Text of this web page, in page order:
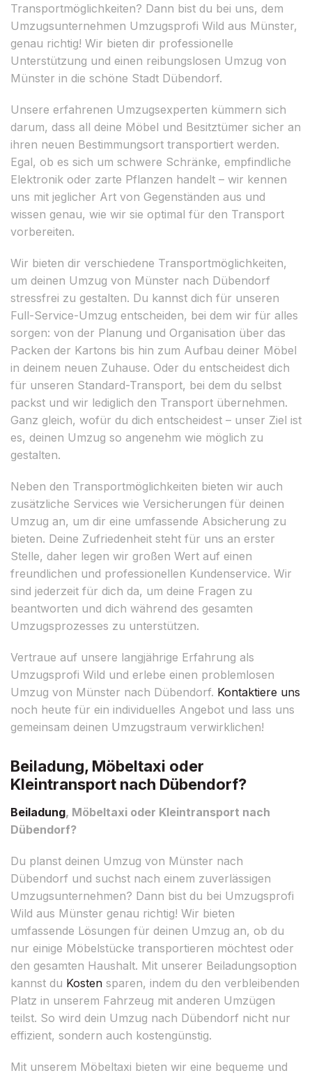
Transportmöglichkeiten? Dann bist du bei uns, dem
Umzugsunternehmen Umzugsprofi Wild aus Münster,
genau richtig! Wir bieten dir professionelle
Unterstützung und einen reibungslosen Umzug von
Münster in die schöne Stadt Dübendorf.
Unsere erfahrenen Umzugsexperten kümmern sich
darum, dass all deine Möbel und Besitztümer sicher an
ihren neuen Bestimmungsort transportiert werden.
Egal, ob es sich um schwere Schränke, empfindliche
Elektronik oder zarte Pflanzen handelt – wir kennen
uns mit jeglicher Art von Gegenständen aus und
wissen genau, wie wir sie optimal für den Transport
vorbereiten.
Wir bieten dir verschiedene Transportmöglichkeiten,
um deinen Umzug von Münster nach Dübendorf
stressfrei zu gestalten. Du kannst dich für unseren
Full-Service-Umzug entscheiden, bei dem wir für alles
sorgen: von der Planung und Organisation über das
Packen der Kartons bis hin zum Aufbau deiner Möbel
in deinem neuen Zuhause. Oder du entscheidest dich
für unseren Standard-Transport, bei dem du selbst
packst und wir lediglich den Transport übernehmen.
Ganz gleich, wofür du dich entscheidest – unser Ziel ist
es, deinen Umzug so angenehm wie möglich zu
gestalten.
Neben den Transportmöglichkeiten bieten wir auch
zusätzliche Services wie Versicherungen für deinen
Umzug an, um dir eine umfassende Absicherung zu
bieten. Deine Zufriedenheit steht für uns an erster
Stelle, daher legen wir großen Wert auf einen
freundlichen und professionellen Kundenservice. Wir
sind jederzeit für dich da, um deine Fragen zu
beantworten und dich während des gesamten
Umzugsprozesses zu unterstützen.
Vertraue auf unsere langjährige Erfahrung als
Umzugsprofi Wild und erlebe einen problemlosen
Umzug von Münster nach Dübendorf. Kontaktiere uns
noch heute für ein individuelles Angebot und lass uns
gemeinsam deinen Umzugstraum verwirklichen!
Beiladung, Möbeltaxi oder
Kleintransport nach Dübendorf?
Beiladung, Möbeltaxi oder Kleintransport nach
Dübendorf?
Du planst deinen Umzug von Münster nach
Dübendorf und suchst nach einem zuverlässigen
Umzugsunternehmen? Dann bist du bei Umzugsprofi
Wild aus Münster genau richtig! Wir bieten
umfassende Lösungen für deinen Umzug an, ob du
nur einige Möbelstücke transportieren möchtest oder
den gesamten Haushalt. Mit unserer Beiladungsoption
kannst du Kosten sparen, indem du den verbleibenden
Platz in unserem Fahrzeug mit anderen Umzügen
teilst. So wird dein Umzug nach Dübendorf nicht nur
effizient, sondern auch kostengünstig.
Mit unserem Möbeltaxi bieten wir eine bequeme und